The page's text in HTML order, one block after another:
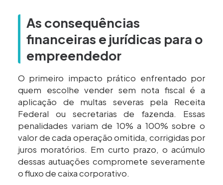
As consequências
financeiras e jurídicas para o
empreendedor
O primeiro impacto prático enfrentado por
quem escolhe vender sem nota fiscal é a
aplicação de multas severas pela Receita
Federal ou secretarias de fazenda. Essas
penalidades variam de 10% a 100% sobre o
valor de cada operação omitida, corrigidas por
juros moratórios. Em curto prazo, o acúmulo
dessas autuações compromete severamente
o fluxo de caixa corporativo.